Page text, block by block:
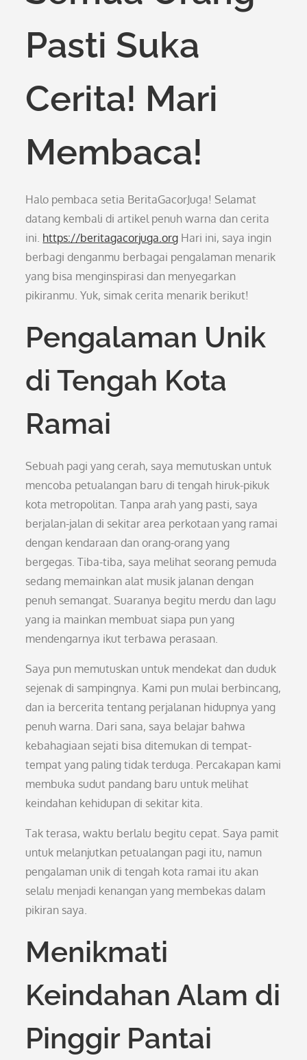
Pasti Suka
Cerita! Mari
Membaca!
Halo pembaca setia BeritaGacorJuga! Selamat
datang kembali di artikel penuh warna dan cerita
ini. https://beritagacorjuga.org Hari ini, saya ingin
berbagi denganmu berbagai pengalaman menarik
yang bisa menginspirasi dan menyegarkan
pikiranmu. Yuk, simak cerita menarik berikut!
Pengalaman Unik
di Tengah Kota
Ramai
Sebuah pagi yang cerah, saya memutuskan untuk
mencoba petualangan baru di tengah hiruk-pikuk
kota metropolitan. Tanpa arah yang pasti, saya
berjalan-jalan di sekitar area perkotaan yang ramai
dengan kendaraan dan orang-orang yang
bergegas. Tiba-tiba, saya melihat seorang pemuda
sedang memainkan alat musik jalanan dengan
penuh semangat. Suaranya begitu merdu dan lagu
yang ia mainkan membuat siapa pun yang
mendengarnya ikut terbawa perasaan.
Saya pun memutuskan untuk mendekat dan duduk
sejenak di sampingnya. Kami pun mulai berbincang,
dan ia bercerita tentang perjalanan hidupnya yang
penuh warna. Dari sana, saya belajar bahwa
kebahagiaan sejati bisa ditemukan di tempat-
tempat yang paling tidak terduga. Percakapan kami
membuka sudut pandang baru untuk melihat
keindahan kehidupan di sekitar kita.
Tak terasa, waktu berlalu begitu cepat. Saya pamit
untuk melanjutkan petualangan pagi itu, namun
pengalaman unik di tengah kota ramai itu akan
selalu menjadi kenangan yang membekas dalam
pikiran saya.
Menikmati
Keindahan Alam di
Pinggir Pantai